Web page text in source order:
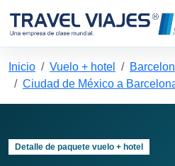
Inicio Vuelo + hotel
Ciudad de México a
Detalle de paquete vuelo + hotel